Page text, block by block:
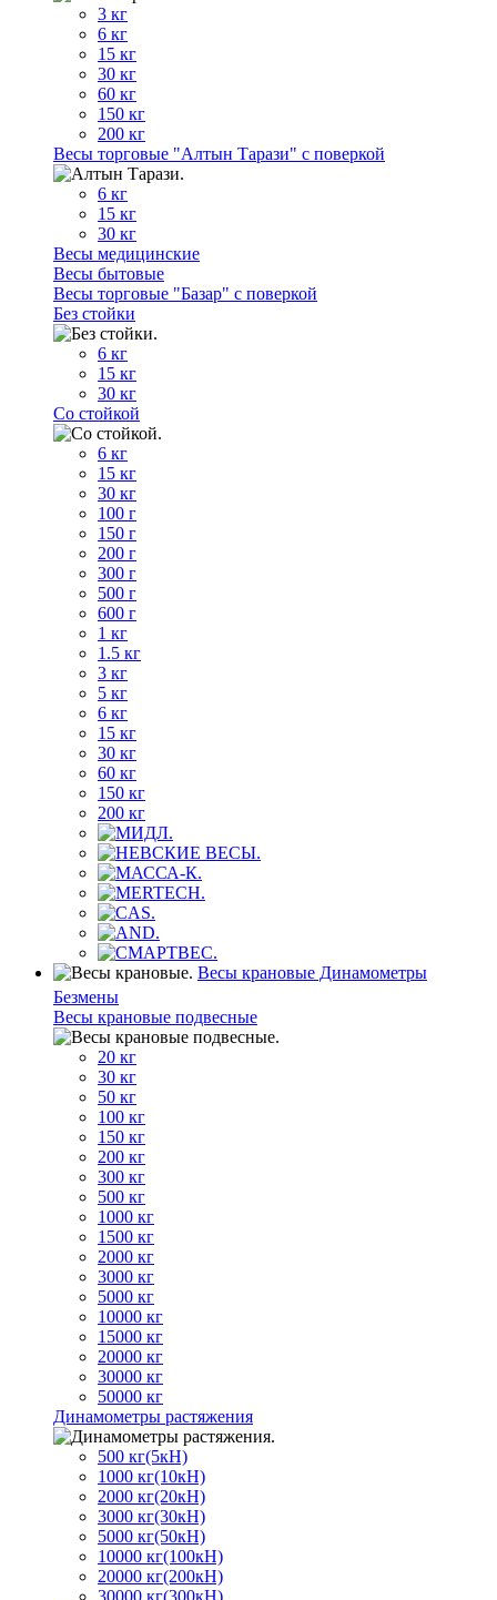
3 кг
6 кг
15 кг
30 кг
60 кг
150 кг
200 кг
Весы торговые "Алтын Тарази" с поверкой
6 кг
15 кг
30 кг
Весы медицинские
Весы бытовые
Весы торговые "Базар" с поверкой
Без стойки
6 кг
15 кг
30 кг
Со стойкой
6 кг
15 кг
30 кг
100 г
150 г
200 г
300 г
500 г
600 г
1 кг
1.5 кг
3 кг
5 кг
6 кг
15 кг
30 кг
60 кг
150 кг
200 кг
Весы крановые Динамометры
Безмены
Весы крановые подвесные
20 кг
30 кг
50 кг
100 кг
150 кг
200 кг
300 кг
500 кг
1000 кг
1500 кг
2000 кг
3000 кг
5000 кг
10000 кг
15000 кг
20000 кг
30000 кг
50000 кг
Динамометры растяжения
500 кг(5кН)
1000 кг(10кН)
2000 кг(20кН)
3000 кг(30кН)
5000 кг(50кН)
10000 кг(100кН)
20000 кг(200кН)
30000 кг(300кН)